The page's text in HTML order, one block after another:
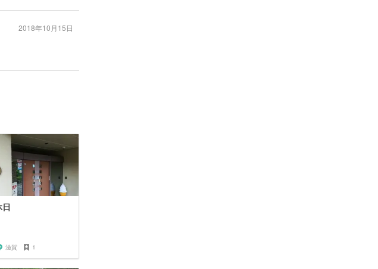
2018年10月15日
滋賀 1